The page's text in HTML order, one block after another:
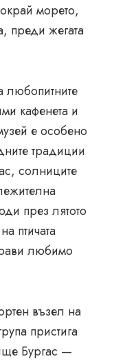
морето,
преди жегата
любопитните
кафенета и
е особено
традиции
солниците
през лятото
птичата
любимо
възел на
пристига
Бургас —